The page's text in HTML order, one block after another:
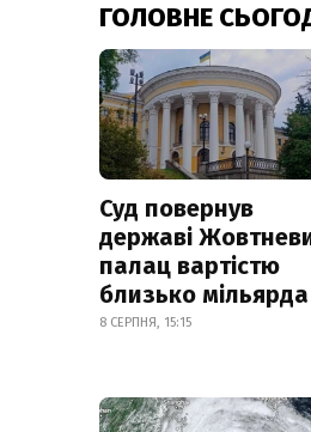
ГОЛОВНЕ
Суд повернув
державі
палац вартістю
близько мільярда
8 СЕРПНЯ, 15:15